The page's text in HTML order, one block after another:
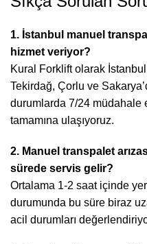
1. İstanbul manuel
hizmet veriyor?
Kural Forklift olarak
Tekirdağ, Çorlu ve
durumlarda 7/24 müdahale
tamamına ulaşıyoruz.
2. Manuel transpalet
sürede servis gelir?
Ortalama 1-2 saat içinde
durumunda bu süre biraz
acil durumları